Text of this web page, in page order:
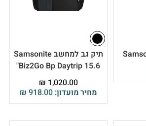
תיק גב למחשב Samsonite
Biz2Go Bp Daytrip 15.6"
מחיר מועדון: ₪ 918.00
₪ 1,020.00